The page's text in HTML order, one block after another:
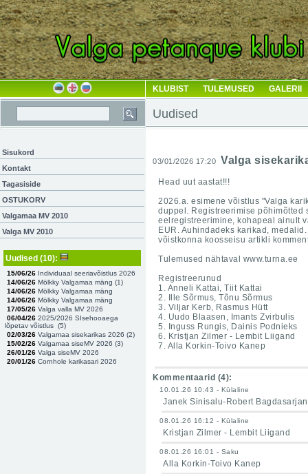
KLUBIST TULEMUSED GALERII
Uudised
Sisukord
Kontakt
Tagasiside
OSTUKORV
Valgamaa MV 2010
Valga MV 2010
Uudised (10):
15/06/26 Individuaal seeriavõistlus 2026
14/06/26 Mölkky Valgamaa mäng (1)
14/06/26 Mölkky Valgamaa mäng
14/06/26 Mölkky Valgamaa mäng
17/05/26 Valga valla MV 2026
06/04/26 2025/2026 SIsehooaega
lõpetav võistlus (5)
02/03/26 Valgamaa sisekarikas 2026 (2)
15/02/26 Valgamaa siseMV 2026 (3)
26/01/26 Valga siseMV 2026
20/01/26 Cornhole karikasari 2026
03/01/2026 17:20 Valga
Head uut aastat!!!
2026.a. esimene võistlus "Valga
duppel. Registreerimise
eelregistreerimine, kohapeal ainult
EUR. Auhindadeks karikad,
võistkonna koosseisu artikli
Tulemused nähtaval www.turna.ee
Registreerunud
1. Anneli Kattai, Tiit Kattai
2. Ille Sõrmus, Tõnu Sõrmus
3. Viljar Kerb, Rasmus Hütt
4. Uudo Blaasen, Imants Zvirbulis
5. Inguss Rungis, Dainis Podnieks
6. Kristjan Zilmer - Lembit Liigand
7. Alla Korkin-Toivo Kanep
Kommentaarid (4):
10.01.26 10:43 - Külaline
Janek Sinisalu-Robert Bagdasarjan
08.01.26 16:12 - Külaline
Kristjan Zilmer - Lembit Liigand
08.01.26 16:01 - Saku
Alla Korkin-Toivo Kanep